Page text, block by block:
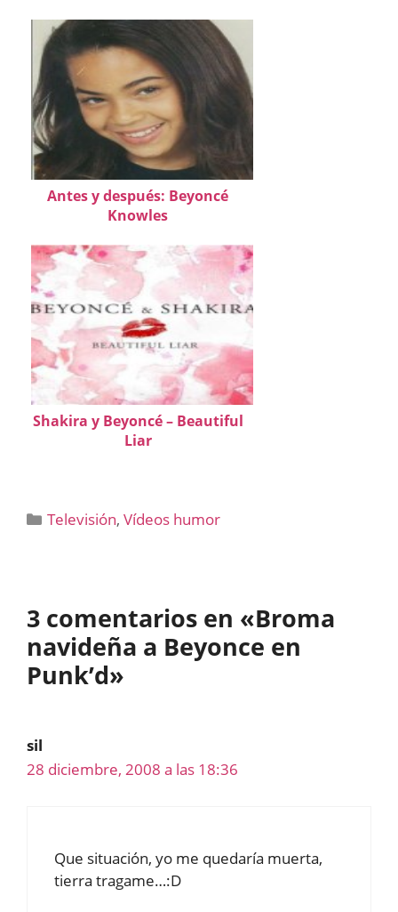
Antes y después: Beyoncé
Knowles
Shakira y Beyoncé – Beautiful
Liar
Categorías
Televisión,Vídeos humor
3 comentarios en «Broma
navideña a Beyonce en
Punk’d»
sil
28 diciembre, 2008 a las 18:36
Que situación, yo me quedaría muerta,
tierra tragame…:D